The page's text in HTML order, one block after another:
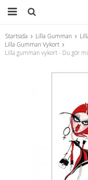
Produkten
Startsida Lilla Gumman
Lilla Gumman Vykort
Lilla gumman vykort - Du gör